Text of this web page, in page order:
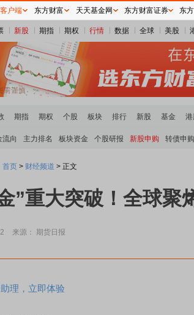
新股 期指 期权 行情 数据 全球 美股
期指 期权 个股 板块 排行 新股 基金 港
流向 主力排名 板块资金 个股研报 新股申购 转债申购
首页 > 财经频道 > 正文
”重大突破！全球聚
来源： 期货日报
理，立即体验
户端 东方财富 天天基金网 东方财富证券 东